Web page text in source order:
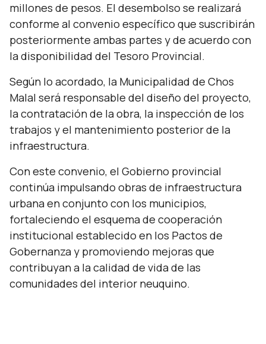
millones de pesos. El desembolso se realizará
conforme al convenio específico que suscribirán
posteriormente ambas partes y de acuerdo con
la disponibilidad del Tesoro Provincial.
Según lo acordado, la Municipalidad de Chos
Malal será responsable del diseño del proyecto,
la contratación de la obra, la inspección de los
trabajos y el mantenimiento posterior de la
infraestructura.
Con este convenio, el Gobierno provincial
continúa impulsando obras de infraestructura
urbana en conjunto con los municipios,
fortaleciendo el esquema de cooperación
institucional establecido en los Pactos de
Gobernanza y promoviendo mejoras que
contribuyan a la calidad de vida de las
comunidades del interior neuquino.